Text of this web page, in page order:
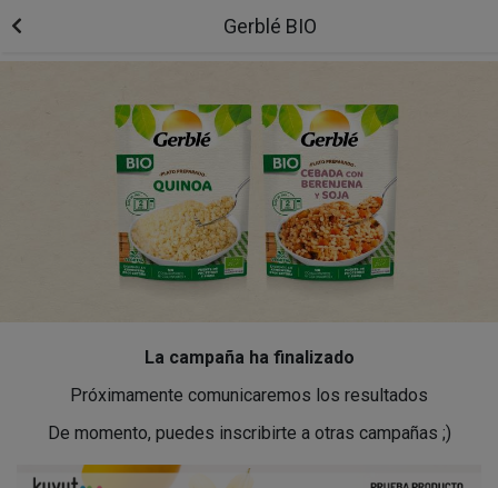
Gerblé BIO
La campaña ha finalizado
Próximamente comunicaremos los resultados
De momento, puedes inscribirte a otras campañas ;)